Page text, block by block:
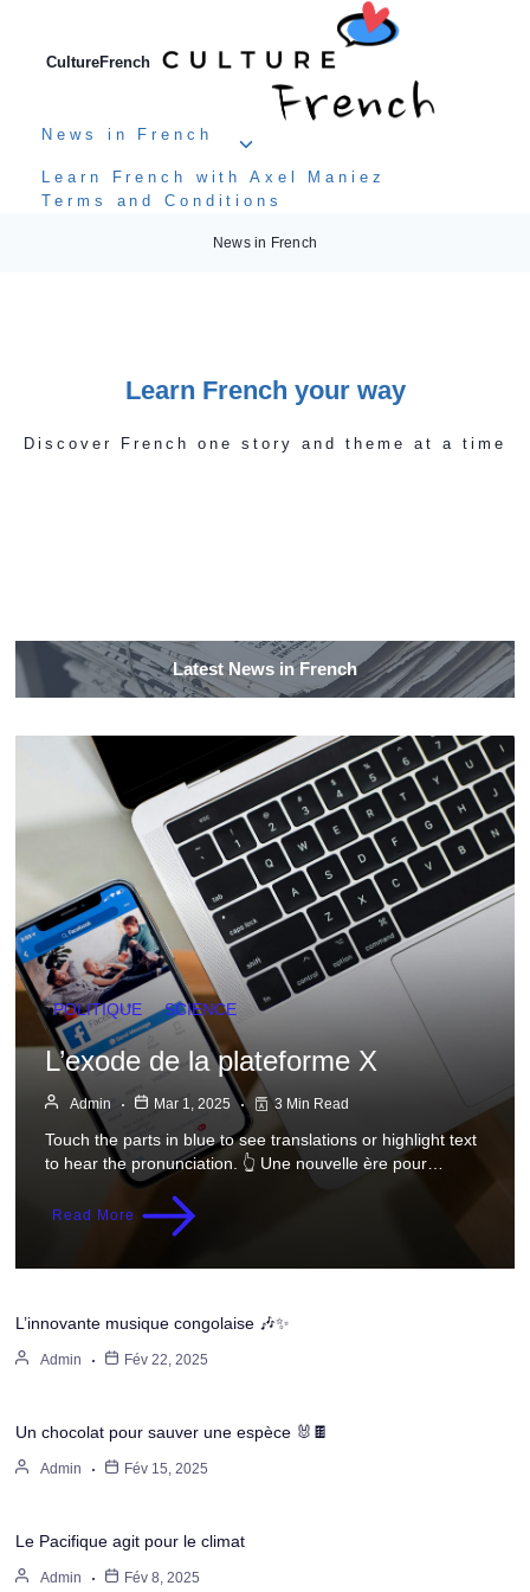
contenuCultureFrench
News in French
Ouvrir/fermer
le
menu
Learn French with Axel Maniez
Terms and Conditions
News in French
Learn French your way
Discover French one story and theme at a time
Latest News in French
POLITIQUE SCIENCE
L’exode de la plateforme X
Admin Mar 1, 2025 3 Min Read
Touch the parts in blue to see translations or highlight text
to hear the pronunciation. 👆 Une nouvelle ère pour…
Read More
L’innovante musique congolaise 🎶✨
Admin Fév 22, 2025
Un chocolat pour sauver une espèce 🐰🍫
Admin Fév 15, 2025
Le Pacifique agit pour le climat
Admin Fév 8, 2025